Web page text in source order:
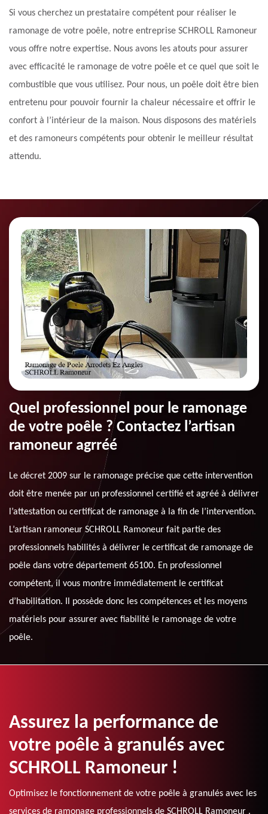
Si vous cherchez un prestataire compétent pour réaliser le
ramonage de votre poêle, notre entreprise SCHROLL Ramoneur
vous offre notre expertise. Nous avons les atouts pour assurer
avec efficacité le ramonage de votre poêle et ce quel que soit le
combustible que vous utilisez. Pour nous, un poêle doit être bien
entretenu pour pouvoir fournir la chaleur nécessaire et offrir le
confort à l’intérieur de la maison. Nous disposons des matériels
et des ramoneurs compétents pour obtenir le meilleur résultat
attendu.
Quel professionnel pour le ramonage
de votre poêle ? Contactez l’artisan
ramoneur agrréé
Le décret 2009 sur le ramonage précise que cette intervention
doit être menée par un professionnel certifié et agréé à délivrer
l’attestation ou certificat de ramonage à la fin de l’intervention.
L’artisan ramoneur SCHROLL Ramoneur fait partie des
professionnels habilités à délivrer le certificat de ramonage de
poêle dans votre département 65100. En professionnel
compétent, il vous montre immédiatement le certificat
d’habilitation. Il possède donc les compétences et les moyens
matériels pour assurer avec fiabilité le ramonage de votre
poêle.
Assurez la performance de
votre poêle à granulés avec
SCHROLL Ramoneur !
Optimisez le fonctionnement de votre poêle à granulés avec les
services de ramonage professionnels de SCHROLL Ramoneur .